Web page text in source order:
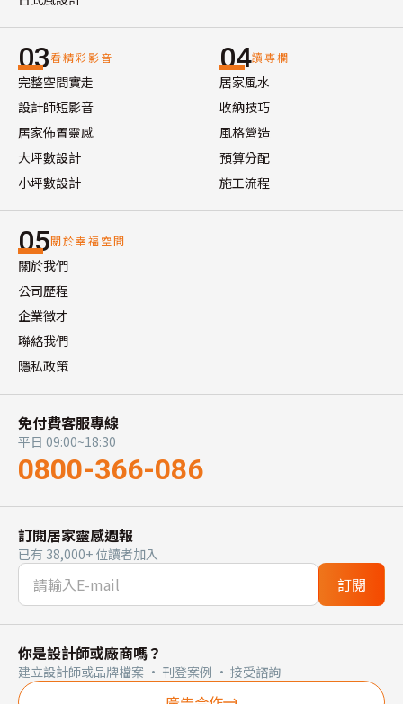
03看精彩影音
完整空間實走
設計師短影音
居家佈置靈感
大坪數設計
小坪數設計
04讀專欄
居家風水
收納技巧
風格營造
預算分配
施工流程
05關於幸福空間
關於我們
公司歷程
企業徵才
聯絡我們
隱私政策
免付費客服專線
平日 09:00~18:30
0800-366-086
訂閱居家靈感週報
已有 38,000+ 位讀者加入
訂閱
你是設計師或廠商嗎？
建立設計師或品牌檔案 · 刊登案例 · 接受諮詢